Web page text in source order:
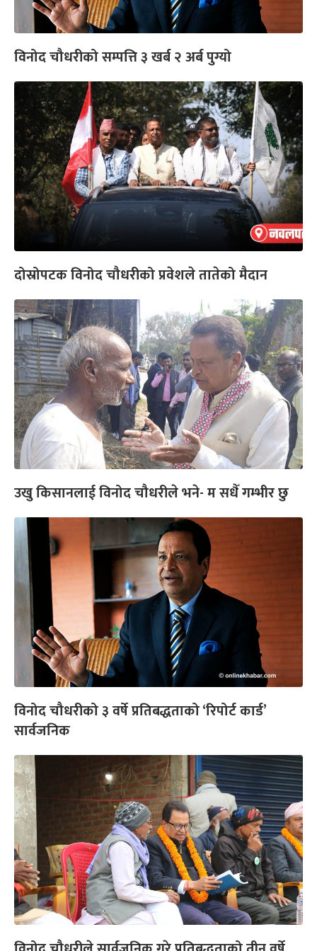
विनोद चौधरीको सम्पत्ति ३ खर्ब २ अर्ब पुग्यो
दोस्रोपटक विनोद चौधरीको प्रवेशले तातेको मैदान
उखु किसानलाई विनोद चौधरीले भने- म सधैँ गम्भीर छु
विनोद चौधरीको ३ वर्षे प्रतिबद्धताको ‘रिपोर्ट कार्ड’
सार्वजनिक